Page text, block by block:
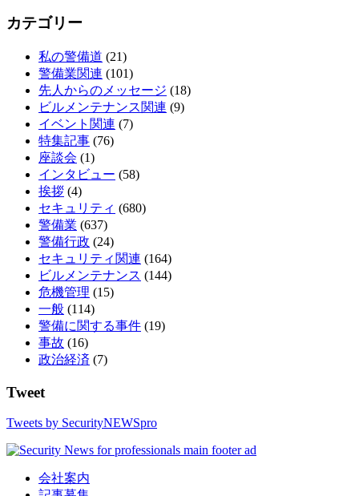
カテゴリー
私の警備道 (21)
警備業関連 (101)
先人からのメッセージ (18)
ビルメンテナンス関連 (9)
イベント関連 (7)
特集記事 (76)
座談会 (1)
インタビュー (58)
挨拶 (4)
セキュリティ (680)
警備業 (637)
警備行政 (24)
セキュリティ関連 (164)
ビルメンテナンス (144)
危機管理 (15)
一般 (114)
警備に関する事件 (19)
事故 (16)
政治経済 (7)
Tweet
Tweets by SecurityNEWSpro
会社案内